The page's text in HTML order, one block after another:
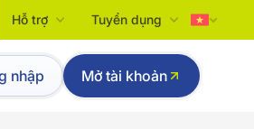
Hỗ trợ Tuyển dụng
Tiếng Việt
English
nhập Mở tài khoản